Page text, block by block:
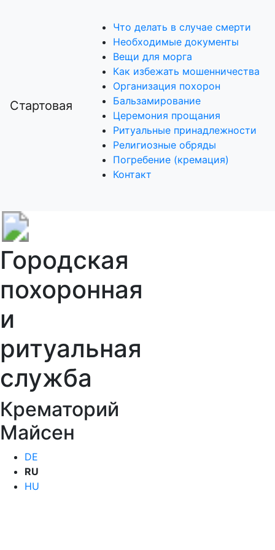
Стартовая
Что делать в случае смерти
Необходимые документы
Вещи для морга
Как избежать мошенничества
Организация похорон
Бальзамирование
Церемония прощания
Ритуальные принадлежности
Религиозные обряды
Погребение (кремация)
Контакт
Городская
похоронная
и
ритуальная
служба
Крематорий
Майсен
DE
RU
HU